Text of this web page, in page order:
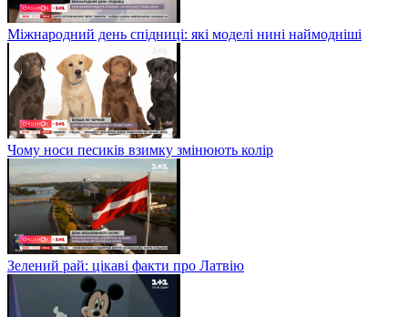
Міжнародний день спідниці: які моделі нині наймодніші
Чому носи песиків взимку змінюють колір
Зелений рай: цікаві факти про Латвію